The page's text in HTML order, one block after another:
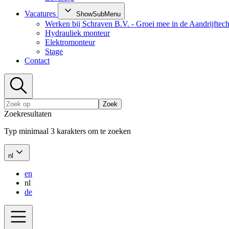
Vacatures
ShowSubMenu
Werken bij Schraven B.V. - Groei mee in de
Hydrauliek monteur
Elektromonteur
Stage
Contact
Zoek
Zoekresultaten
Typ minimaal 3 karakters om te zoeken
nl
en
nl
de